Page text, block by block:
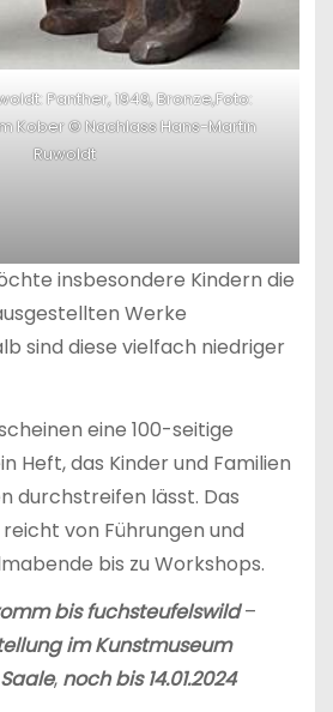
Panther, 1949, Bronze,Foto:
Kober © Nachlass Hans-Martin
Ruwoldt
insbesondere Kindern die
Werke
sind diese vielfach niedriger
eine 100-seitige
Heft, das Kinder und Familien
durchstreifen lässt. Das
von Führungen und
bis zu Workshops.
bis fuchsteufelswild–
im Kunstmuseum
, noch bis 14.01.2024